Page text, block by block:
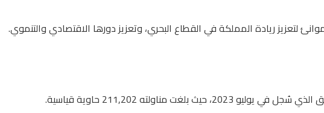
لتعزيز ريادة المملكة في القطاع البحري، وتعزيز دورها الاقتصادي والتنموي.
مناولته 211,202 حاوية قياسية.